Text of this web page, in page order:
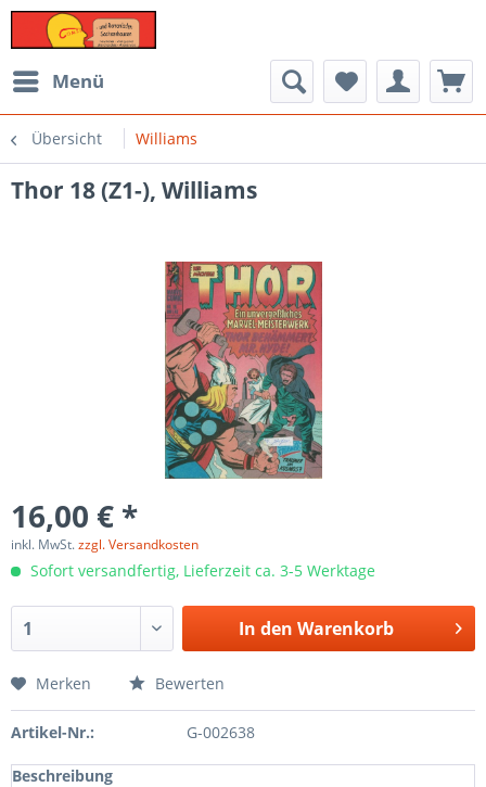
Menü
Übersicht Williams
Thor 18 (Z1-), Williams
16,00 € *
inkl. MwSt.zzgl. Versandkosten
Sofort versandfertig, Lieferzeit ca. 3-5 Werktage
In den Warenkorb
Merken Bewerten
Artikel-Nr.: G-002638
Beschreibung